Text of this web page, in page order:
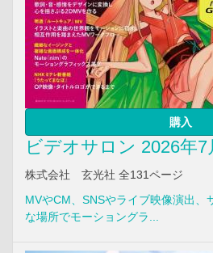
購入
ビデオサロン 2026年7
株式会社 玄光社 全131ページ
MVやCM、SNSやライブ映像演出、
な場所でモーショングラ...